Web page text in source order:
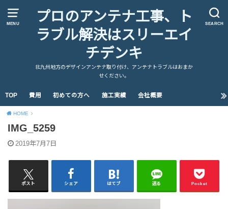
MENU SEARCH
プロのアンテナ工事、ト
ラブル解決はスリーエイ
チデンキ
北九州地方のデザインアンテナ取り付け、アンテナトラブルはおまか
せください。
TOP 費用 初めての方へ 施工実績 会社概要
HOME
IMG_5259
2019年7月7日
ポスト シェア はてブ 送る Pocket